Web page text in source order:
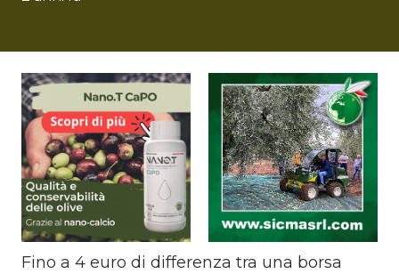
Fino a 4 euro di differenza tra una borsa